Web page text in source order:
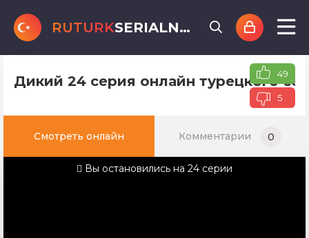
RUTURKSERIALNET .online
Дикий 24 серия онлайн турецкого49
5
Смотреть онлайн Комментарии 0
Вы остановились на 24 серии